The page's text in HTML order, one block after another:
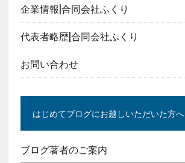
企業情報|合同会社ふくり
代表者略歴|合同会社ふくり
お問い合わせ
はじめてブログにお越しいただいた方へ
ブログ著者のご案内